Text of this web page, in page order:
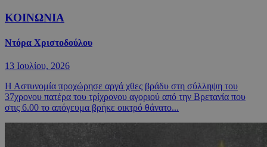
ΚΟΙΝΩΝΙΑ
Ντόρα Χριστοδούλου
13 Ιουλίου, 2026
Η Αστυνομία προχώρησε αργά χθες βράδυ στη σύλληψη του
37χρονου πατέρα του τρίχρονου αγοριού από την Βρετανία που
στις 6.00 το απόγευμα βρήκε οικτρό θάνατο...